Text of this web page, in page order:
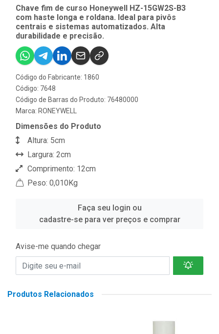
Chave fim de curso Honeywell HZ-15GW2S-B3
com haste longa e roldana. Ideal para pivôs
centrais e sistemas automatizados. Alta
durabilidade e precisão.
Código do Fabricante: 1860
Código: 7648
Código de Barras do Produto: 76480000
Marca: RONEYWELL
Dimensões do Produto
Altura: 5cm
Largura: 2cm
Comprimento: 12cm
Peso: 0,010Kg
Faça seu login ou
cadastre-se para ver preços e comprar
Avise-me quando chegar
Produtos Relacionados